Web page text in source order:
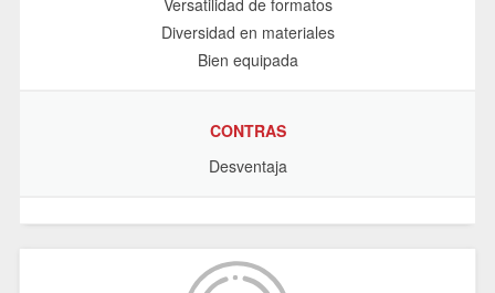
Diversidad en materiales
Bien equipada
CONTRAS
Desventaja